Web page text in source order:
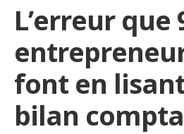
L’erreur que
font en
bilan